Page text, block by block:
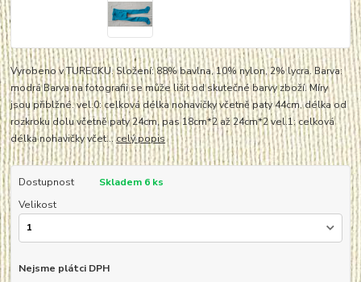
Vyrobeno v TURECKU. Složení: 88% bavlna, 10% nylon, 2% lycra. Barva:
modrá Barva na fotografii se může lišit od skutečné barvy zboží. Míry
jsou přiblžné. vel.0: celková délka nohavičky včetně paty 44cm, délka od
rozkroku dolu včetně paty 24cm, pas 18cm*2 až 24cm*2 vel.1: celková
délka nohavičky včet...celý popis
Dostupnost
Skladem 6 ks
Velikost
Nejsme plátci DPH